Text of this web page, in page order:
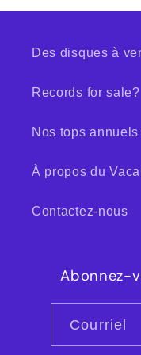
Des disques à
Records for sale?
Nos tops
À propos du
Contactez-nous
Abonnez-
Courriel